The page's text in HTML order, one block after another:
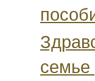
семье